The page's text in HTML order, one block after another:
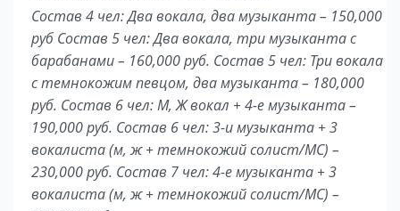
Состав 4 чел: Два вокала, два музыканта – 150,000
руб Состав 5 чел: Два вокала, три музыканта с
барабанами – 160,000 руб. Состав 5 чел: Три вокала
с темнокожим певцом, два музыканта – 180,000
руб. Состав 6 чел: М, Ж вокал + 4-е музыканта –
190,000 руб. Состав 6 чел: 3-и музыканта + 3
вокалиста (м, ж + темнокожий солист/MC) –
230,000 руб. Состав 7 чел: 4-е музыканта + 3
вокалиста (м, ж + темнокожий солист/MC) –